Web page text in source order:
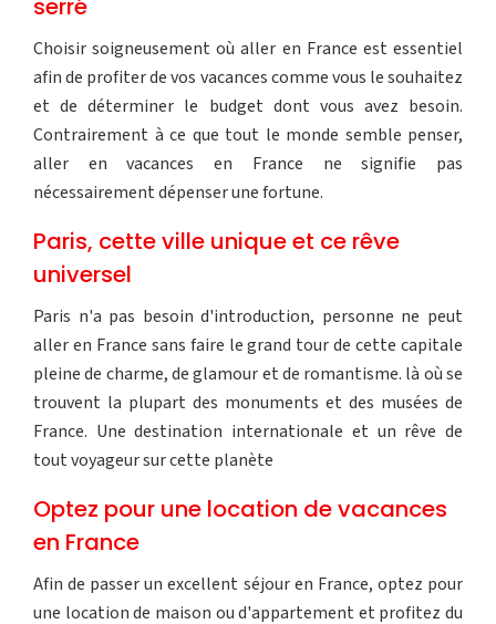
serré
Choisir soigneusement où aller en France est essentiel
afin de profiter de vos vacances comme vous le souhaitez
et de déterminer le budget dont vous avez besoin.
Contrairement à ce que tout le monde semble penser,
aller en vacances en France ne signifie pas
nécessairement dépenser une fortune.
Paris, cette ville unique et ce rêve
universel
Paris n'a pas besoin d'introduction, personne ne peut
aller en France sans faire le grand tour de cette capitale
pleine de charme, de glamour et de romantisme. là où se
trouvent la plupart des monuments et des musées de
France. Une destination internationale et un rêve de
tout voyageur sur cette planète
Optez pour une location de vacances
en France
Afin de passer un excellent séjour en France, optez pour
une location de maison ou d'appartement et profitez du